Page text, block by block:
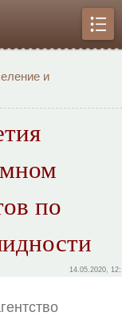
и
по
14.05.2020,